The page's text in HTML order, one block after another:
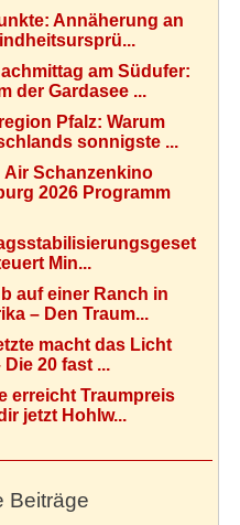
Annäherung an
am Südufer:
der Gardasee ...
Pfalz: Warum
sonnigste ...
Air Schanzenkino
2026 Programm
Min...
auf einer Ranch in
– Den Traum...
macht das Licht
Die 20 fast ...
erreicht Traumpreis
jetzt Hohlw...
Beiträge